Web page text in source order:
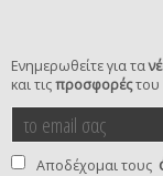
Ενημερωθείτε για τα
και τιςπροσφορέςτου
το
email
σας
Αποδέχομαι τους